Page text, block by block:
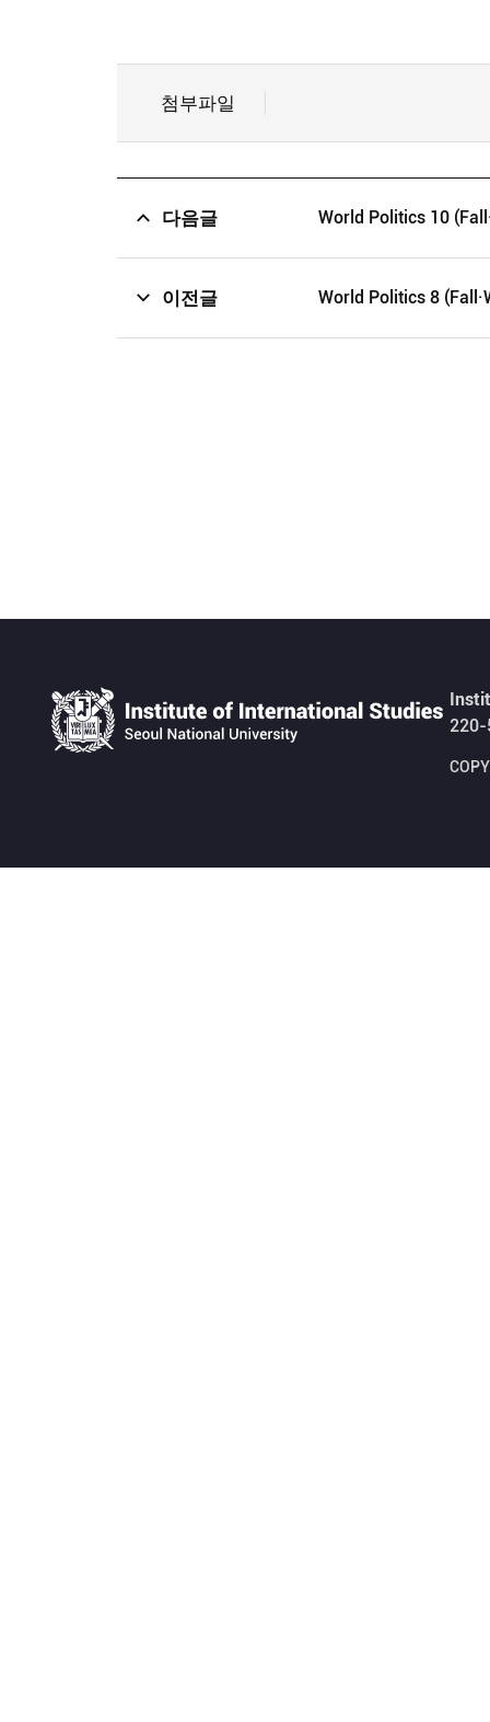
첨부파일
다음글 World Politics 10
이전글 World Politics 8
220-